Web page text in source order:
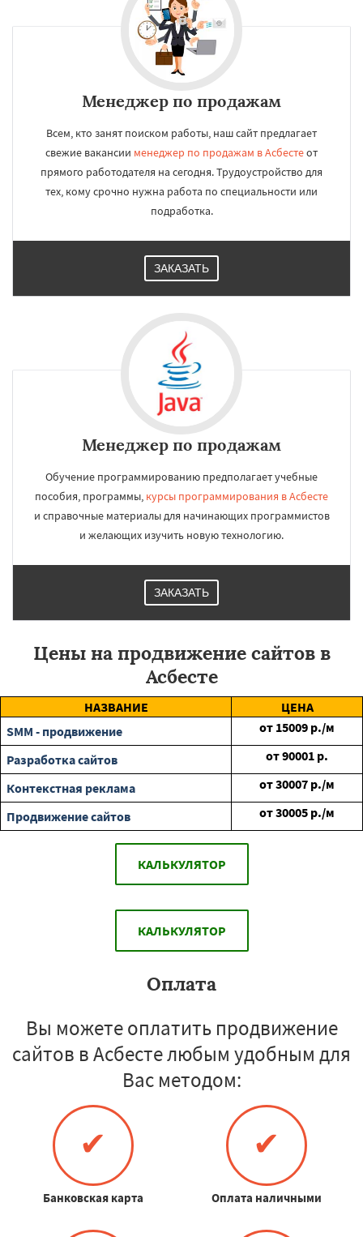
Менеджер по продажам
Всем, кто занят поиском работы, наш сайт предлагает
свежие вакансии менеджер по продажам в Асбестеот
прямого работодателя на сегодня. Трудоустройство для
тех, кому срочно нужна работа по специальности или
подработка.
ЗАКАЗАТЬ
Менеджер по продажам
Обучение программированию предполагает учебные
пособия, программы, курсы программирования в Асбесте
и справочные материалы для начинающих программистов
и желающих изучить новую технологию.
ЗАКАЗАТЬ
Цены на продвижение сайтов в
Асбесте
НАЗВАНИЕ
ЦЕНА
SMM - продвижение
от 15009 р./м
Разработка сайтов
от90001 р.
Контекстная реклама
от30007 р./м
Продвижение сайтов
от30005 р./м
КАЛЬКУЛЯТОР
КАЛЬКУЛЯТОР
Оплата
Вы можете оплатить продвижение
сайтов в Асбесте любым удобным для
Вас методом:
✔
Банковская карта
✔
Оплата наличными